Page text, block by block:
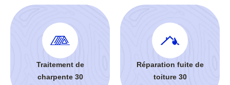
Traitement de
charpente 30
Réparation fuite de
toiture 30